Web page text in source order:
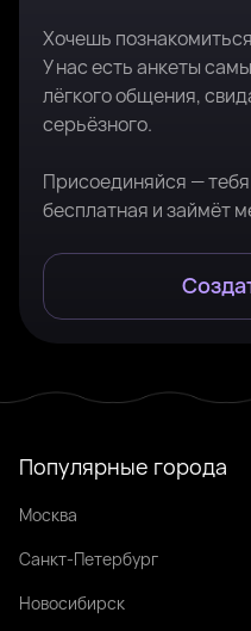
Хочешь
У нас есть анкеты
лёгкого общения,
серьёзного.
Присоединяйся —
бесплатная и займёт
Популярные города
Москва
Санкт-Петербург
Новосибирск